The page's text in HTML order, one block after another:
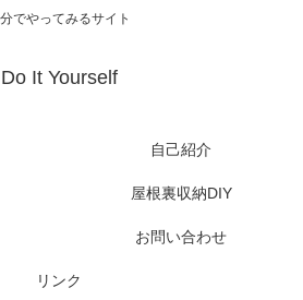
でやってみるサイト
Do It Yourself
自己紹介
屋根裏収納DIY
お問い合わせ
リンク